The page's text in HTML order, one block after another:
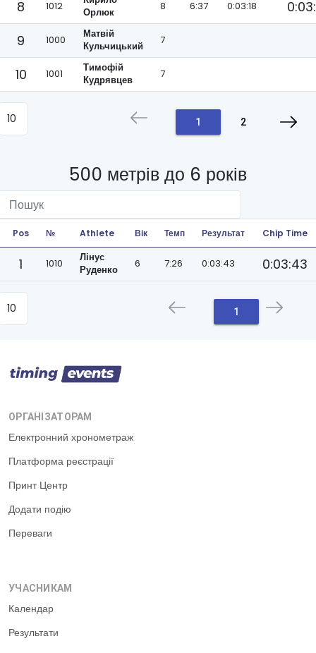
8
1012
Орлюк
8 6:37 0:03:18
9
1000
Матвій
Кульчицький
7
10 1001
Тимофій
Кудрявцев
7
1 2
500 метрів до 6 років
Pos № Athlete Вік Темп Результат Chip Time
1 1010
Лінус
Руденко
6 7:26 0:03:43 0:03:43
1
ОРГАНІЗАТОРАМ
Електронний хронометраж
Платформа реєстрації
Принт Центр
Додати подію
Переваги
УЧАСНИКАМ
Календар
Результати